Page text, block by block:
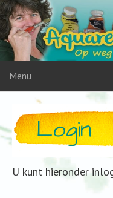
Menu
Login
U kunt hieronder